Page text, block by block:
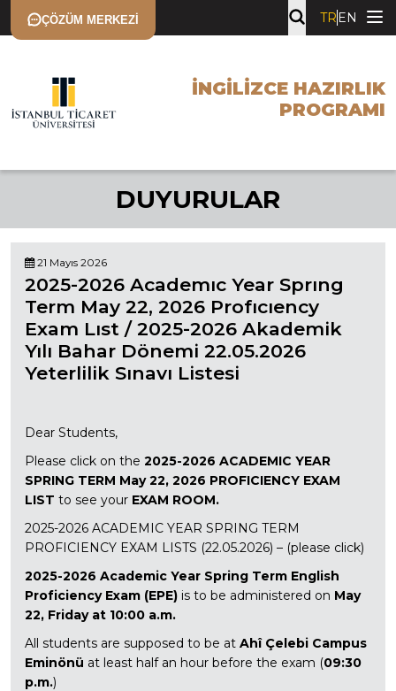
ÇÖZÜM MERKEZI TR EN
İNGILIZCE HAZIRLIK
PROGRAMI
DUYURULAR
21 Mayıs 2026
2025-2026 Academıc Year Sprıng
Term May 22, 2026 Profıcıency
Exam Lıst / 2025-2026 Akademik
Yılı Bahar Dönemi 22.05.2026
Yeterlilik Sınavı Listesi
Dear Students,
Please click on the 2025-2026 ACADEMIC YEAR
SPRING TERM May 22, 2026 PROFICIENCY EXAM
LIST to see your EXAM ROOM.
2025-2026 ACADEMIC YEAR SPRING TERM
PROFICIENCY EXAM LISTS (22.05.2026) – (please click)
2025-2026 Academic Year Spring Term English
Proficiency Exam (EPE) is to be administered on May
22, Friday at 10:00 a.m.
All students are supposed to be at Ahî Çelebi Campus
Eminönü at least half an hour before the exam (09:30
p.m.)